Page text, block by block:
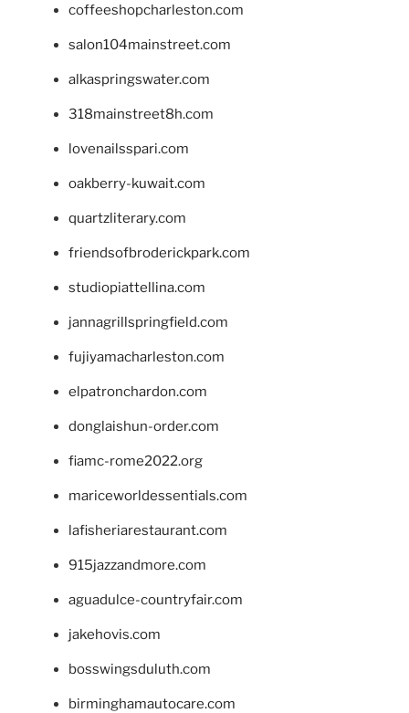
coffeeshopcharleston.com
salon104mainstreet.com
alkaspringswater.com
318mainstreet8h.com
lovenailsspari.com
oakberry-kuwait.com
quartzliterary.com
friendsofbroderickpark.com
studiopiattellina.com
jannagrillspringfield.com
fujiyamacharleston.com
elpatronchardon.com
donglaishun-order.com
fiamc-rome2022.org
mariceworldessentials.com
lafisheriarestaurant.com
915jazzandmore.com
aguadulce-countryfair.com
jakehovis.com
bosswingsduluth.com
birminghamautocare.com